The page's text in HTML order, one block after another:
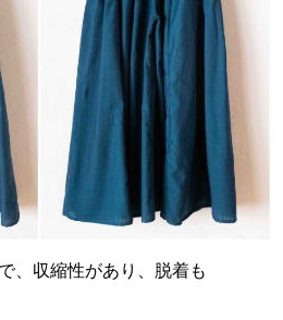
、収縮性があり、脱着も